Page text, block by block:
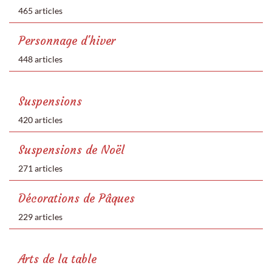
465 articles
Personnage d'hiver
448 articles
Suspensions
420 articles
Suspensions de Noël
271 articles
Décorations de Pâques
229 articles
Arts de la table